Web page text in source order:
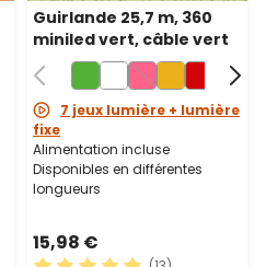
Guirlande 25,7 m, 360
miniled vert, câble vert
7 jeux lumière + lumière
fixe
Alimentation incluse
Disponibles en différentes
longueurs
15,98 €